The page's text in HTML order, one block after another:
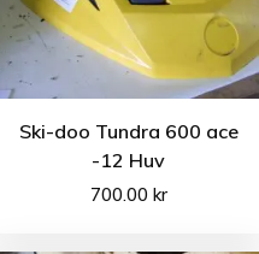
Ski-doo Tundra 600 ace
-12 Huv
700.00 kr